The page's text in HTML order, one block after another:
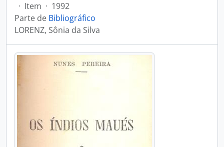
· Item · 1992
Parte de Bibliográfico
LORENZ, Sônia da Silva